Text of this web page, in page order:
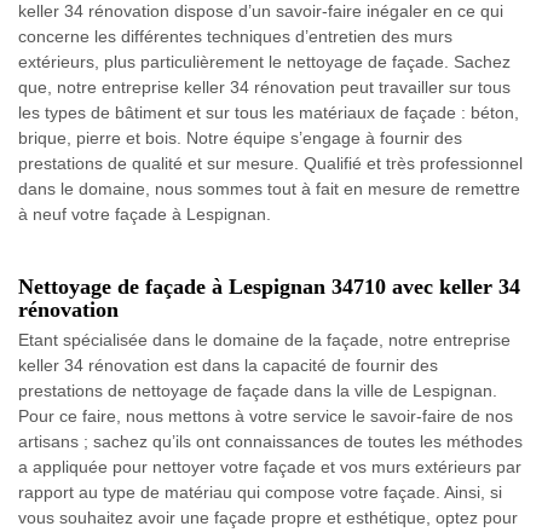
keller 34 rénovation dispose d’un savoir-faire inégaler en ce qui
concerne les différentes techniques d’entretien des murs
extérieurs, plus particulièrement le nettoyage de façade. Sachez
que, notre entreprise keller 34 rénovation peut travailler sur tous
les types de bâtiment et sur tous les matériaux de façade : béton,
brique, pierre et bois. Notre équipe s’engage à fournir des
prestations de qualité et sur mesure. Qualifié et très professionnel
dans le domaine, nous sommes tout à fait en mesure de remettre
à neuf votre façade à Lespignan.
Nettoyage de façade à Lespignan 34710 avec keller 34
rénovation
Etant spécialisée dans le domaine de la façade, notre entreprise
keller 34 rénovation est dans la capacité de fournir des
prestations de nettoyage de façade dans la ville de Lespignan.
Pour ce faire, nous mettons à votre service le savoir-faire de nos
artisans ; sachez qu’ils ont connaissances de toutes les méthodes
a appliquée pour nettoyer votre façade et vos murs extérieurs par
rapport au type de matériau qui compose votre façade. Ainsi, si
vous souhaitez avoir une façade propre et esthétique, optez pour